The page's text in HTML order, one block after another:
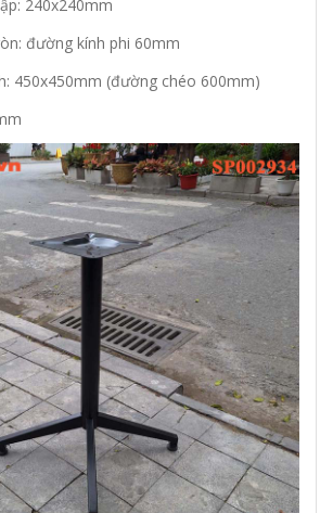
240x240mm
đường kính phi 60mm
450x450mm (đường chéo 600mm)